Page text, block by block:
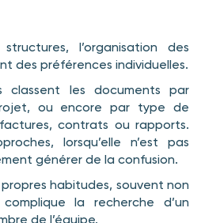
l’organisation des
des préférences individuelles.
classent les documents par
ou encore par type de
contrats ou rapports.
lorsqu’elle n’est pas
générer de la confusion.
habitudes, souvent non
la recherche d’un